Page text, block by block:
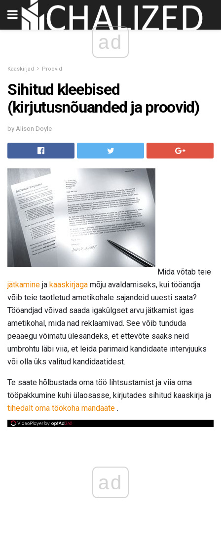
ad
Kaaskirjad Proovid
Sihitud kleebised
(kirjutusnõuanded ja proovid)
by Alison Doyle
Mida võtab teie
jätkamine ja kaaskirjaga mõju avaldamiseks, kui tööandja
võib teie taotletud ametikohale sajandeid uuesti saata?
Tööandjad võivad saada igakülgset arvu jätkamist igas
ametikohal, mida nad reklaamivad. See võib tunduda
peaaegu võimatu ülesandeks, et ettevõte saaks neid
umbrohtu läbi viia, et leida parimaid kandidaate intervjuuks
või olla üks valitud kandidaatidest.
Te saate hõlbustada oma töö lihtsustamist ja viia oma
tööpakkumine kuhi ülaosasse, kirjutades sihitud kaaskirja ja
tihedalt oma töökoha mandaate .
ad